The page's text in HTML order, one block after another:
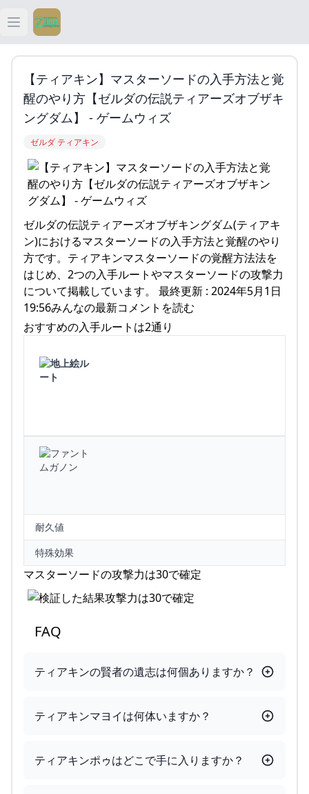
Open main menu
ティアキン
ティアキン 祠
ティアキン 武器
ティアキン 攻略
【ティアキン】マスターソードの入手方法と覚
醒のやり方【ゼルダの伝説ティアーズオブザキ
ングダム】 - ゲームウィズ
ゼルダ ティアキン
ゼルダの伝説ティアーズオブザキングダム(ティアキ
ン)におけるマスターソードの入手方法と覚醒のやり
方です。ティアキンマスターソードの覚醒方法法を
はじめ、2つの入手ルートやマスターソードの攻撃力
について掲載しています。 最終更新 : 2024年5月1日
19:56みんなの最新コメントを読む
おすすめの入手ルートは2通り
耐久値
特殊効果
マスターソードの攻撃力は30で確定
FAQ
ティアキンの賢者の遺志は何個ありますか？
ティアキンマヨイは何体いますか？
ティアキンポゥはどこで手に入りますか？